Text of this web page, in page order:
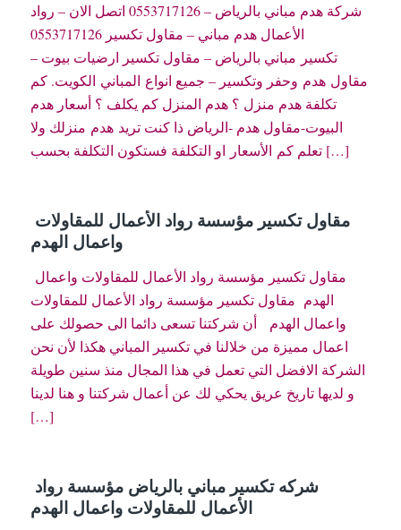
شركة هدم مباني بالرياض – 0553717126 اتصل الان – رواد
الأعمال هدم مباني – مقاول تكسير 0553717126
تكسير مباني بالرياض – مقاول تكسير ارضيات بيوت –
مقاول هدم وحفر وتكسير – جميع انواع المباني الكويت. كم
تكلفة هدم منزل ؟ هدم المنزل كم يكلف ؟ أسعار هدم
البيوت-مقاول هدم -الرياض ذا كنت تريد هدم منزلك ولا
تعلم كم الأسعار او التكلفة فستكون التكلفة بحسب […]
واعمال الهدم
الهدم مقاول تكسير مؤسسة رواد الأعمال للمقاولات
واعمال الهدم أن شركتنا تسعى دائما الى حصولك على
اعمال مميزة من خلالنا في تكسير المباني هكذا لأن نحن
الشركة الافضل التي تعمل في هذا المجال منذ سنين طويلة
و لديها تاريخ عريق يحكي لك عن أعمال شركتنا و هنا لدينا
[…]